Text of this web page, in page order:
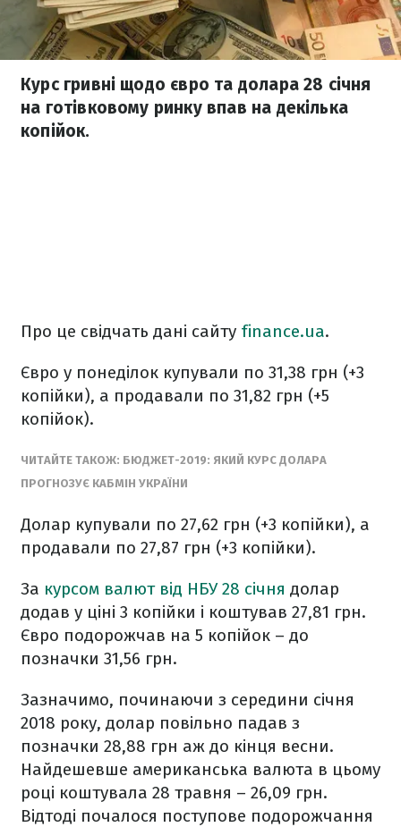
Курс гривні щодо євро та долара 28 січня
на готівковому ринку впав на декілька
копійок.
Про це свідчать дані сайту finance.ua.
Євро у понеділок купували по 31,38 грн (+3
копійки), а продавали по 31,82 грн (+5
копійок).
ЧИТАЙТЕ ТАКОЖ: БЮДЖЕТ-2019: ЯКИЙ КУРС ДОЛАРА
ПРОГНОЗУЄ КАБМІН УКРАЇНИ
Долар купували по 27,62 грн (+3 копійки), а
продавали по 27,87 грн (+3 копійки).
За курсом валют від НБУ 28 січня долар
додав у ціні 3 копійки і коштував 27,81 грн.
Євро подорожчав на 5 копійок – до
позначки 31,56 грн.
Зазначимо, починаючи з середини січня
2018 року, долар повільно падав з
позначки 28,88 грн аж до кінця весни.
Найдешевше американська валюта в цьому
році коштувала 28 травня – 26,09 грн.
Відтоді почалося поступове подорожчання